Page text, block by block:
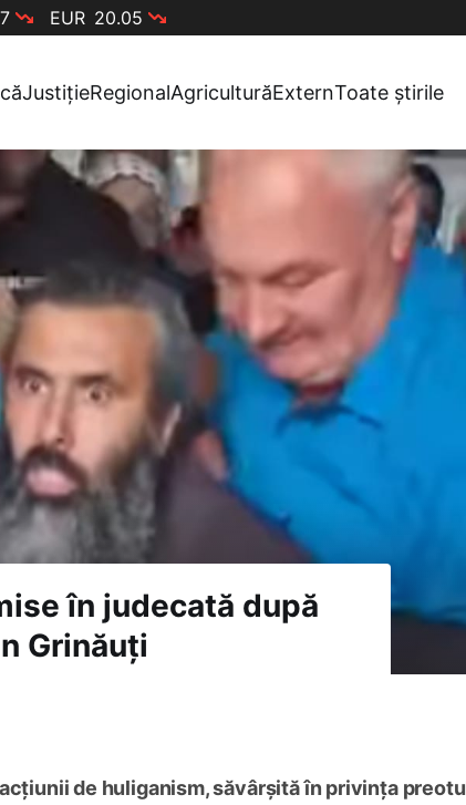
EUR 20.05
JustițieRegionalAgriculturăExternToate știrile
în judecată după
Grinăuți
de huliganism, săvârșită în privința